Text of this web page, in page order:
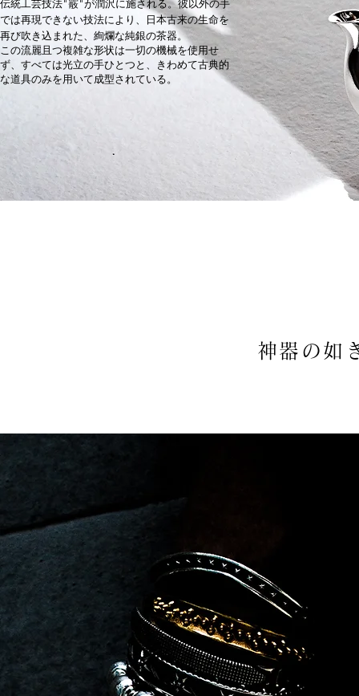
伝統工芸技法"霰"が潤沢に施される。彼以外の手
では再現できない技法により、日本古来の生命を
再び吹き込まれた、絢爛な純銀の茶器。
​この流麗且つ複雑な形状は一切の機械を使用せ
ず、すべては光立の手ひとつと、きわめて古典的
な道具のみを用いて成型されている。
神器の如